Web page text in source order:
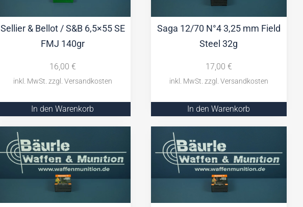
Sellier & Bellot / S&B 6,5×55 SE
FMJ 140gr
16,00 €
In den Warenkorb
Saga 12/70 N°4 3,25 mm Field
Steel 32g
17,00 €
In den Warenkorb